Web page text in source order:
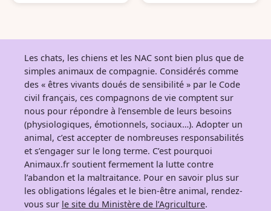
Les chats, les chiens et les NAC sont bien plus que de
simples animaux de compagnie. Considérés comme
des « êtres vivants doués de sensibilité » par le Code
civil français, ces compagnons de vie comptent sur
nous pour répondre à l’ensemble de leurs besoins
(physiologiques, émotionnels, sociaux…). Adopter un
animal, c’est accepter de nombreuses responsabilités
et s’engager sur le long terme. C’est pourquoi
Animaux.fr soutient fermement la lutte contre
l’abandon et la maltraitance. Pour en savoir plus sur
les obligations légales et le bien-être animal, rendez-
vous sur le site du Ministère de l’Agriculture.